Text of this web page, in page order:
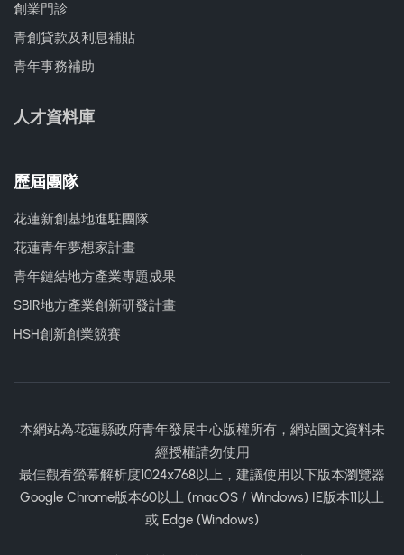
創業門診
青創貸款及利息補貼
青年事務補助
人才資料庫
歷屆團隊
花蓮新創基地進駐團隊
花蓮青年夢想家計畫
青年鏈結地方產業專題成果
SBIR地方產業創新研發計畫
HSH創新創業競賽
本網站為花蓮縣政府青年發展中心版權所有，網站圖文資料未
經授權請勿使用
最佳觀看螢幕解析度1024x768以上，建議使用以下版本瀏覽器
Google Chrome版本60以上 (macOS / Windows) IE版本11以上
或 Edge (Windows)